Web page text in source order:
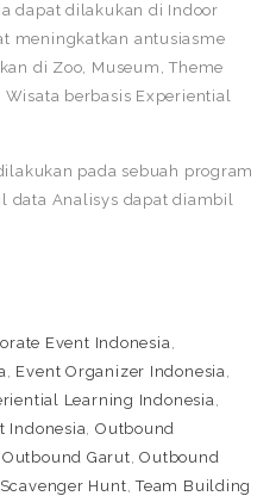
dapat dilakukan di Indoor
meningkatkan antusiasme
di Zoo, Museum, Theme
Wisata berbasis Experiential
pada sebuah program
data Analisys dapat diambil
Event Indonesia,
, Event Organizer Indonesia,
Learning Indonesia,
Indonesia, Outbound
Outbound Garut,Outbound
Scavenger Hunt,Team Building